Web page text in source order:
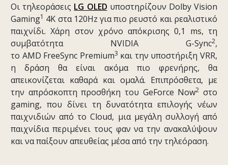
Οι τηλεοράσεις LG OLED υποστηρίζουν Dolby Vision
Gaming1 4K στα 120Hz για πιο ρευστό και ρεαλιστικό
παιχνίδι. Χάρη στον χρόνο απόκρισης 0,1 ms, τη
συμβατότητα NVIDIA G-Sync2,
το AMD FreeSync Premium3 και την υποστήριξη VRR,
η δράση θα είναι ακόμα πιο φρενήρης, θα
απεικονίζεται καθαρά και ομαλά. Επιπρόσθετα, με
την απρόσκοπτη προσθήκη του GeForce Now2 στο
gaming, που δίνει τη δυνατότητα επιλογής νέων
παιχνιδιών από το Cloud, μια μεγάλη συλλογή από
παιχνίδια περιμένει τους φαν να την ανακαλύψουν
και να παίξουν απευθείας μέσα από την τηλεόραση.